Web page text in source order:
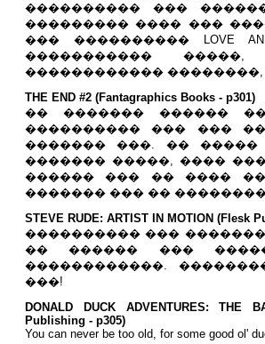
���������� ���
��������� ���� ���
��� ���������� LOVE AND
�����������
������������ ��������,
THE END #2 (Fantagraphics Books - p301)
�� ������� ������
���������� ��� ���
������� ���. ��
������� �����, ���� ����
������ ��� �� ����
������� ��� ��
STEVE RUDE: ARTIST IN MOTION (Flesk
���������� ���
�� ������ ���
������������.
���!
DONALD DUCK ADVENTURES: THE
Publishing - p305)
You can never be too old, for some good ol'